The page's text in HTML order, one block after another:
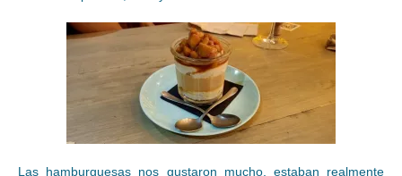
Las hamburguesas nos gustaron mucho, estaban realmente